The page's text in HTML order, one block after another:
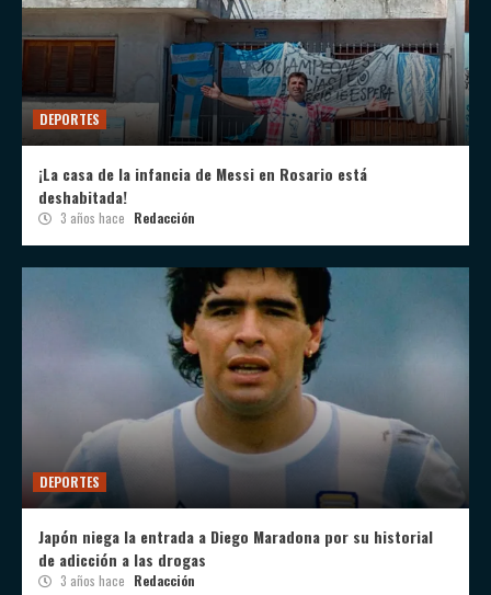
DEPORTES
¡La casa de la infancia de Messi en Rosario está
deshabitada!
3 años hace Redacción
DEPORTES
Japón niega la entrada a Diego Maradona por su historial
de adicción a las drogas
3 años hace Redacción